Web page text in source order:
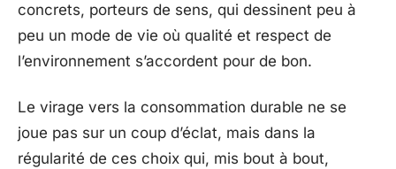
concrets, porteurs de sens, qui dessinent peu à
peu un mode de vie où qualité et respect de
l’environnement s’accordent pour de bon.
Le virage vers la consommation durable ne se
joue pas sur un coup d’éclat, mais dans la
régularité de ces choix qui, mis bout à bout,